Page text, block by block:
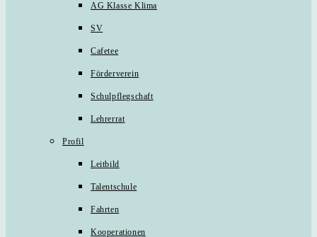
AG Klasse Klima
SV
Cafetee
Förderverein
Schulpflegschaft
Lehrerrat
Profil
Leitbild
Talentschule
Fahrten
Kooperationen